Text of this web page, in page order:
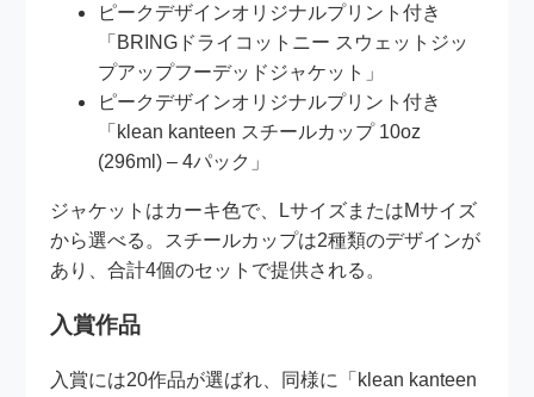
ピークデザインオリジナルプリント付き
「BRINGドライコットニー スウェットジッ
プアップフーデッドジャケット」
ピークデザインオリジナルプリント付き
「klean kanteen スチールカップ 10oz
(296ml) – 4パック」
ジャケットはカーキ色で、LサイズまたはMサイズ
から選べる。スチールカップは2種類のデザインが
あり、合計4個のセットで提供される。
入賞作品
入賞には20作品が選ばれ、同様に「klean kanteen